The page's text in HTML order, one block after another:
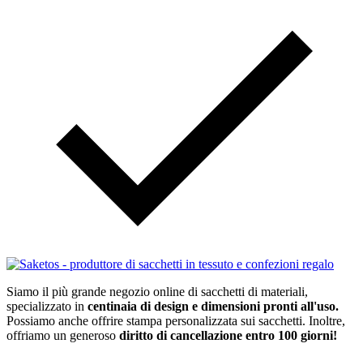
Siamo il più grande negozio online di sacchetti di materiali,
specializzato in centinaia di design e dimensioni pronti all'uso.
Possiamo anche offrire stampa personalizzata sui sacchetti. Inoltre,
offriamo un generoso diritto di cancellazione entro 100 giorni!